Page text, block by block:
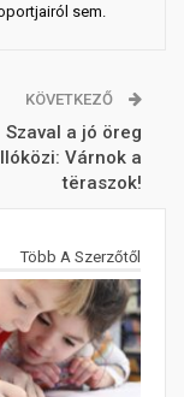
sem.
KÖVETKEZŐ
Szaval a jó öreg
Várnok a
tëraszok!
Több A Szerzőtől